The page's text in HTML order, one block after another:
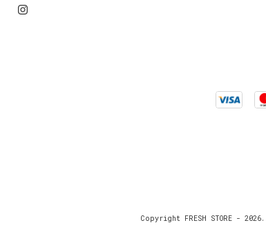
Copyright FRESH STORE -